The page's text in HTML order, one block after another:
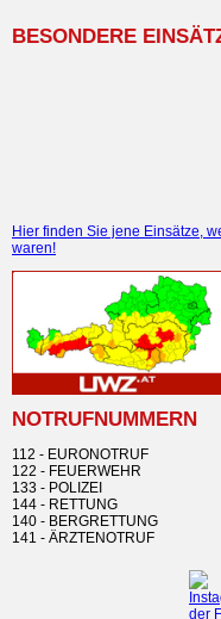
BESONDERE
Hier finden Sie jene Einsätze,
waren!
NOTRUFNUMMERN
112 - EURONOTRUF
122 - FEUERWEHR
133 - POLIZEI
144 - RETTUNG
140 - BERGRETTUNG
141 - ÄRZTENOTRUF